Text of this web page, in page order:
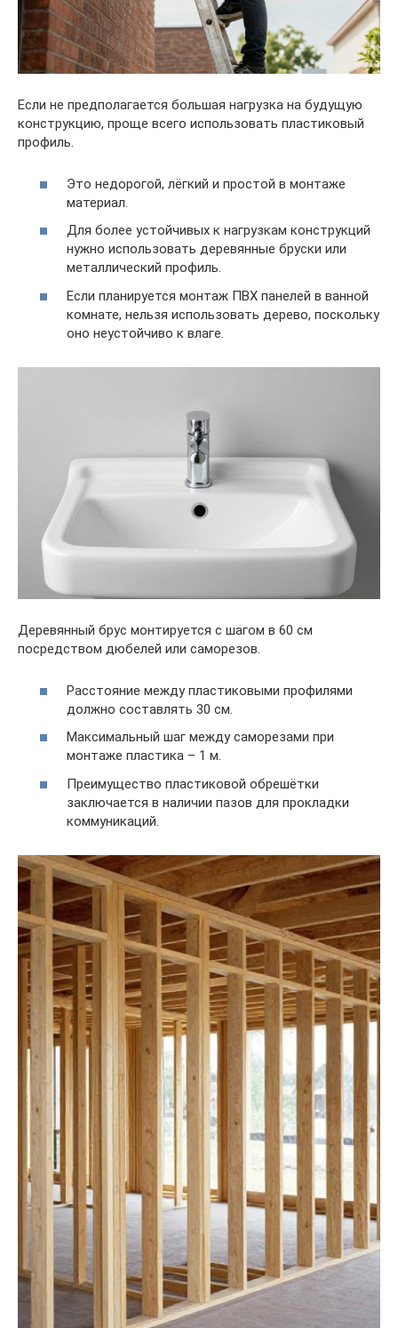
Если не предполагается большая нагрузка на будущую
конструкцию, проще всего использовать пластиковый
профиль.
Это недорогой, лёгкий и простой в монтаже
материал.
Для более устойчивых к нагрузкам конструкций
нужно использовать деревянные бруски или
металлический профиль.
Если планируется монтаж ПВХ панелей в ванной
комнате, нельзя использовать дерево, поскольку
оно неустойчиво к влаге.
Деревянный брус монтируется с шагом в 60 см
посредством дюбелей или саморезов.
Расстояние между пластиковыми профилями
должно составлять 30 см.
Максимальный шаг между саморезами при
монтаже пластика – 1 м.
Преимущество пластиковой обрешётки
заключается в наличии пазов для прокладки
коммуникаций.